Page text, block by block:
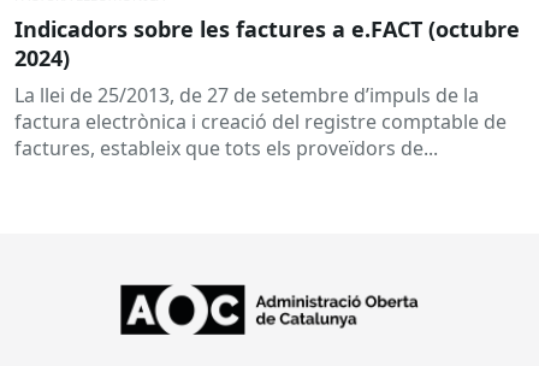
Indicadors sobre les factures a e.FACT (octubre
2024)
La llei de 25/2013, de 27 de setembre d’impuls de la
factura electrònica i creació del registre comptable de
factures, estableix que tots els proveïdors de...